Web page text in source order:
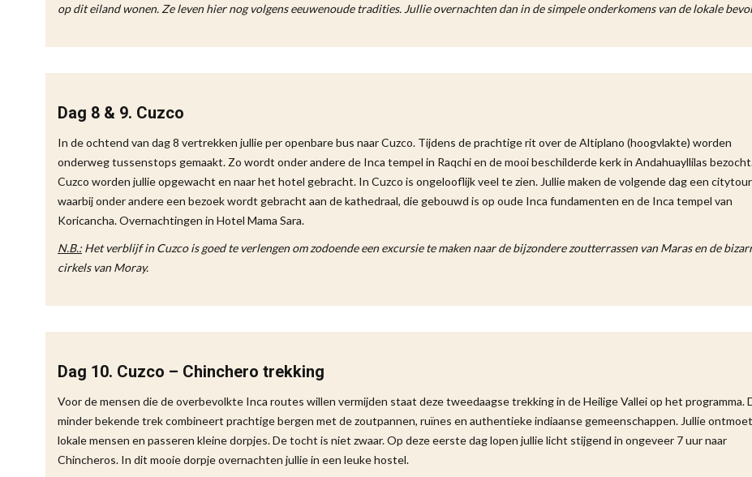
op dit eiland wonen. Ze leven hier nog volgens eeuwenoude tradities. Jullie overnachten dan in de simpele onderkomens van de lokale
Dag 8 & 9. Cuzco
In de ochtend van dag 8 vertrekken jullie per openbare bus naar Cuzco. Tijdens de prachtige rit over de Altiplano (hoogvlakte) worden
onderweg tussenstops gemaakt. Zo wordt onder andere de Inca tempel in Raqchi en de mooi beschilderde kerk in Andahuayllilas
Cuzco worden jullie opgewacht en naar het hotel gebracht. In Cuzco is ongelooflijk veel te zien. Jullie maken de volgende dag een citytour
waarbij onder andere een bezoek wordt gebracht aan de kathedraal, die gebouwd is op oude Inca fundamenten en de Inca tempel van
Koricancha. Overnachtingen in Hotel Mama Sara.
N.B.: Het verblijf in Cuzco is goed te verlengen om zodoende een excursie te maken naar de bijzondere zoutterrassen van Maras en de
cirkels van Moray.
Dag 10. Cuzco – Chinchero trekking
Voor de mensen die de overbevolkte Inca routes willen vermijden staat deze tweedaagse trekking in de Heilige Vallei op het programma.
minder bekende trek combineert prachtige bergen met de zoutpannen, ruïnes en authentieke indiaanse gemeenschappen. Jullie
lokale mensen en passeren kleine dorpjes. De tocht is niet zwaar. Op deze eerste dag lopen jullie licht stijgend in ongeveer 7 uur naar
Chincheros. In dit mooie dorpje overnachten jullie in een leuke hostel.